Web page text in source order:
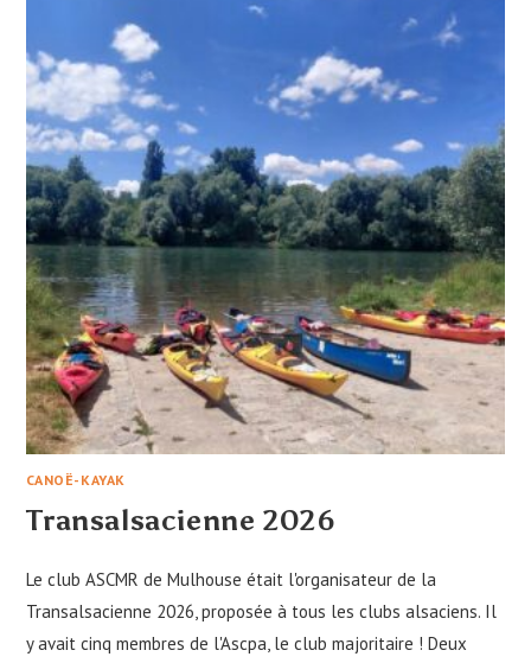
CANOË-KAYAK
Transalsacienne 2026
Le club ASCMR de Mulhouse était l'organisateur de la
Transalsacienne 2026, proposée à tous les clubs alsaciens. Il
y avait cinq membres de l'Ascpa, le club majoritaire ! Deux